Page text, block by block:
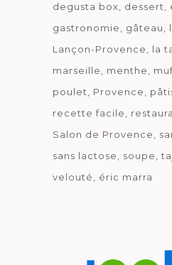
degusta box
dessert
gastronomie
gâteau
Lançon-Provence
la
marseille
menthe
poulet
Provence
recette facile
Salon de Provence
sans lactose
soupe
velouté
éric marra